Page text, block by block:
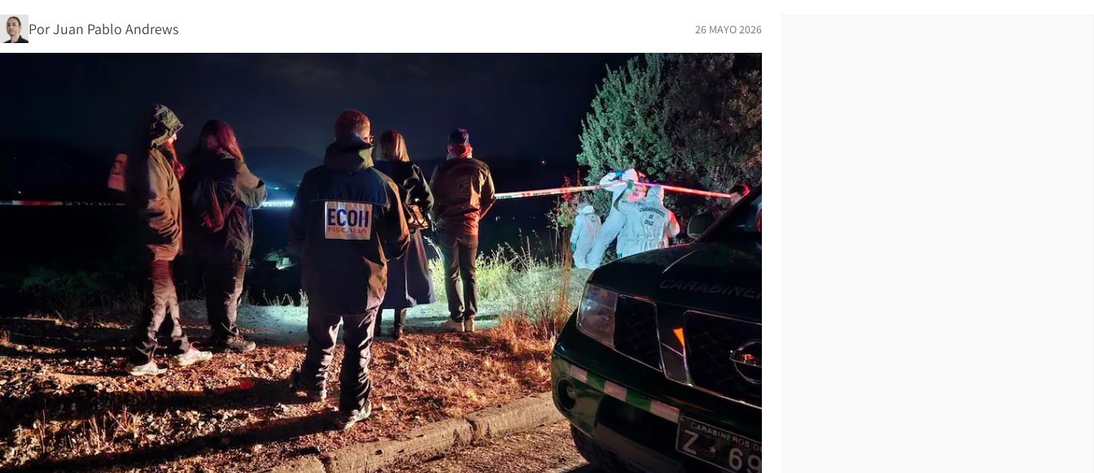
PorJuan Pablo Andrews 26 MAYO 2026